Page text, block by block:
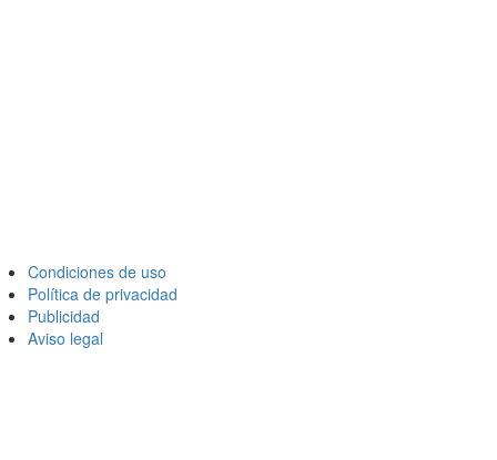
Condiciones de uso
Política de privacidad
Publicidad
Aviso legal